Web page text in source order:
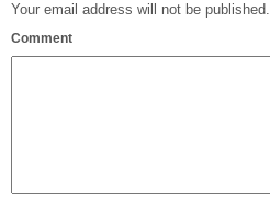
Your email address will not be published.
Comment